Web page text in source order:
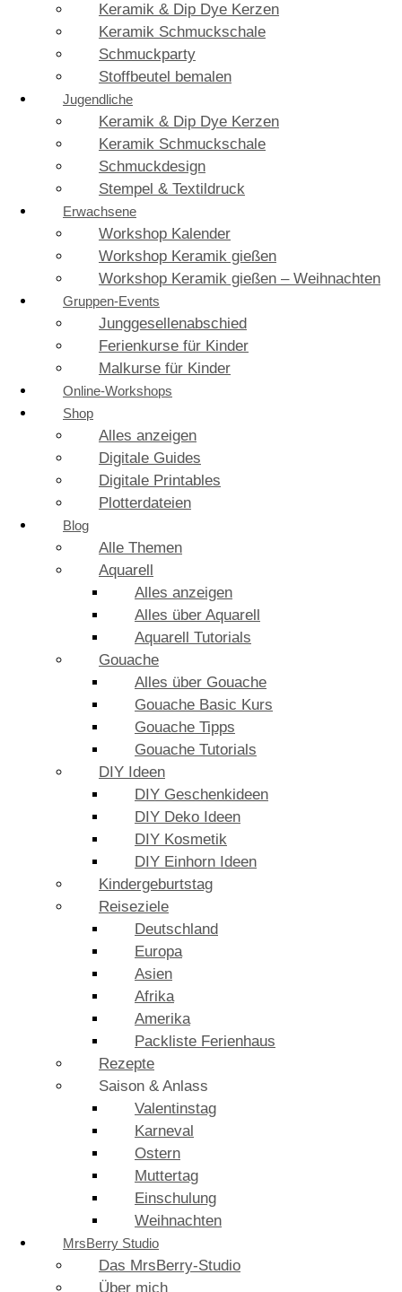
Keramik & Dip Dye Kerzen
Keramik Schmuckschale
Schmuckparty
Stoffbeutel bemalen
Jugendliche
Keramik & Dip Dye Kerzen
Keramik Schmuckschale
Schmuckdesign
Stempel & Textildruck
Erwachsene
Workshop Kalender
Workshop Keramik gießen
Workshop Keramik gießen – Weihnachten
Gruppen-Events
Junggesellenabschied
Ferienkurse für Kinder
Malkurse für Kinder
Online-Workshops
Shop
Alles anzeigen
Digitale Guides
Digitale Printables
Plotterdateien
Blog
Alle Themen
Aquarell
Alles anzeigen
Alles über Aquarell
Aquarell Tutorials
Gouache
Alles über Gouache
Gouache Basic Kurs
Gouache Tipps
Gouache Tutorials
DIY Ideen
DIY Geschenkideen
DIY Deko Ideen
DIY Kosmetik
DIY Einhorn Ideen
Kindergeburtstag
Reiseziele
Deutschland
Europa
Asien
Afrika
Amerika
Packliste Ferienhaus
Rezepte
Saison & Anlass
Valentinstag
Karneval
Ostern
Muttertag
Einschulung
Weihnachten
MrsBerry Studio
Das MrsBerry-Studio
Über mich